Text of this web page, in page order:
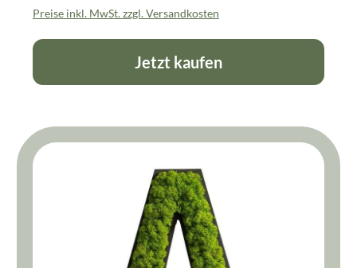
Preise inkl. MwSt. zzgl. Versandkosten
Jetzt kaufen